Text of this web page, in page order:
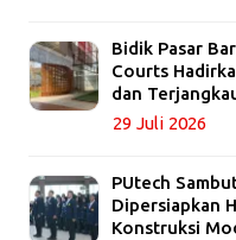
Bidik Pasar
Courts
dan
29 Juli 2026
PUtech
Dipersiapkan
Konstruksi